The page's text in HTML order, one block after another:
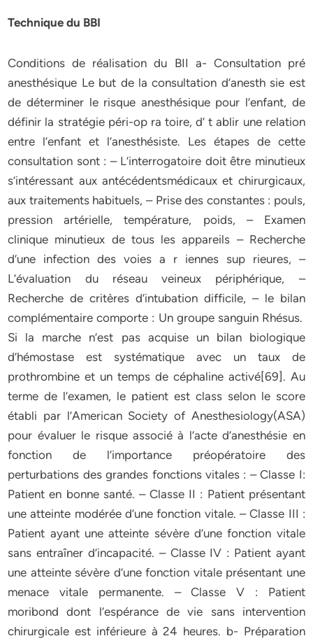
Technique du BBI
Conditions de réalisation du BII a- Consultation pré
anesthésique Le but de la consultation d’anesth sie est
de déterminer le risque anesthésique pour l’enfant, de
définir la stratégie péri-op ra toire, d’ t ablir une relation
entre l’enfant et l’anesthésiste. Les étapes de cette
consultation sont : – L’interrogatoire doit être minutieux
s’intéressant aux antécédentsmédicaux et chirurgicaux,
aux traitements habituels, – Prise des constantes : pouls,
pression artérielle, température, poids, – Examen
clinique minutieux de tous les appareils – Recherche
d’une infection des voies a r iennes sup rieures, –
L’évaluation du réseau veineux périphérique, –
Recherche de critères d’intubation difficile, – le bilan
complémentaire comporte : Un groupe sanguin Rhésus.
Si la marche n’est pas acquise un bilan biologique
d’hémostase est systématique avec un taux de
prothrombine et un temps de céphaline activé[69]. Au
terme de l’examen, le patient est class selon le score
établi par l’American Society of Anesthesiology(ASA)
pour évaluer le risque associé à l’acte d’anesthésie en
fonction de l’importance préopératoire des
perturbations des grandes fonctions vitales : – Classe I:
Patient en bonne santé. – Classe II : Patient présentant
une atteinte modérée d’une fonction vitale. – Classe III :
Patient ayant une atteinte sévère d’une fonction vitale
sans entraîner d’incapacité. – Classe IV : Patient ayant
une atteinte sévère d’une fonction vitale présentant une
menace vitale permanente. – Classe V : Patient
moribond dont l’espérance de vie sans intervention
chirurgicale est inférieure à 24 heures. b- Préparation